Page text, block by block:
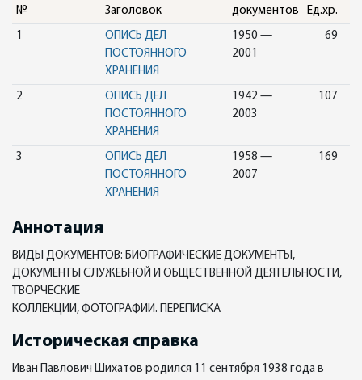
№ Заголовок
документов
Ед.хр.
1
ОПИСЬ ДЕЛ
ПОСТОЯННОГО
ХРАНЕНИЯ
1950 —
2001
69
2
ОПИСЬ ДЕЛ
ПОСТОЯННОГО
ХРАНЕНИЯ
1942 —
2003
107
3
ОПИСЬ ДЕЛ
ПОСТОЯННОГО
ХРАНЕНИЯ
1958 —
2007
169
Аннотация
ВИДЫ ДОКУМЕНТОВ: БИОГРАФИЧЕСКИЕ ДОКУМЕНТЫ,
ДОКУМЕНТЫ СЛУЖЕБНОЙ И ОБЩЕСТВЕННОЙ ДЕЯТЕЛЬНОСТИ,
ТВОРЧЕСКИЕ
КОЛЛЕКЦИИ, ФОТОГРАФИИ. ПЕРЕПИСКА
Историческая справка
Иван Павлович Шихатов родился 11 сентября 1938 года в